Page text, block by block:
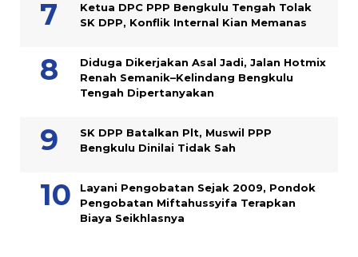
Ketua DPC PPP Bengkulu Tengah Tolak
SK DPP, Konflik Internal Kian Memanas
Diduga Dikerjakan Asal Jadi, Jalan Hotmix
Renah Semanik–Kelindang Bengkulu
Tengah Dipertanyakan
SK DPP Batalkan Plt, Muswil PPP
Bengkulu Dinilai Tidak Sah
Layani Pengobatan Sejak 2009, Pondok
Pengobatan Miftahussyifa Terapkan
Biaya Seikhlasnya